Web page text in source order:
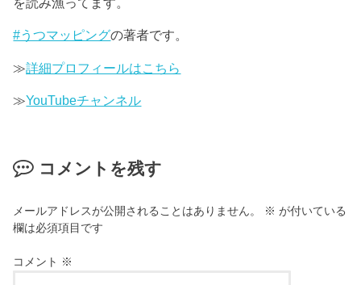
#うつマッピングの著者です。
≫詳細プロフィールはこちら
≫YouTubeチャンネル
コメントを残す
メールアドレスが公開されることはありません。 ※ が付いている
欄は必須項目です
コメント ※